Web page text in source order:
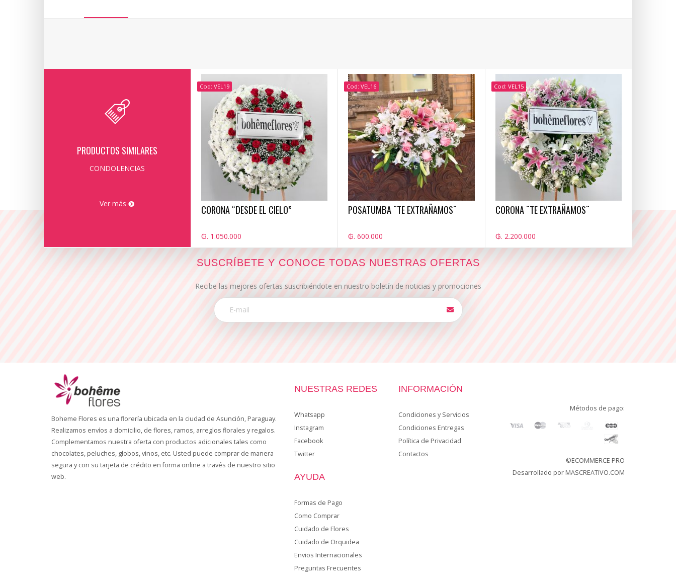
PRODUCTOS SIMILARES
CONDOLENCIAS
Ver más
Cod: VEL19
CORONA “DESDE EL CIELO”
₲. 1.050.000
Cod: VEL16
POSATUMBA ¨TE EXTRAÑAMOS¨
₲. 600.000
Cod: VEL15
CORONA ¨TE EXTRAÑAMOS¨
₲. 2.200.000
SUSCRÍBETE Y CONOCE TODAS NUESTRAS OFERTAS
Recibe las mejores ofertas suscribiéndote en nuestro boletín de noticias y promociones
Boheme Flores es una florería ubicada en la ciudad de Asunción, Paraguay.
Realizamos envíos a domicilio, de flores, ramos, arreglos florales y regalos.
Complementamos nuestra oferta con productos adicionales tales como
chocolates, peluches, globos, vinos, etc. Usted puede comprar de manera
segura y con su tarjeta de crédito en forma online a través de nuestro sitio
web.
NUESTRAS REDES
Whatsapp
Instagram
Facebook
Twitter
INFORMACIÓN
Condiciones y Servicios
Condiciones Entregas
Política de Privacidad
Contactos
AYUDA
Formas de Pago
Como Comprar
Cuidado de Flores
Cuidado de Orquidea
Envios Internacionales
Preguntas Frecuentes
Métodos de pago:
©ECOMMERCE PRO
Desarrollado por MASCREATIVO.COM